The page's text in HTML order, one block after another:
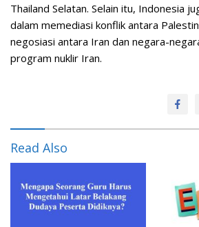
Thailand Selatan. Selain itu, Indonesia
dalam memediasi konflik antara
negosiasi antara Iran dan negara-
program nuklir Iran.
Read Also